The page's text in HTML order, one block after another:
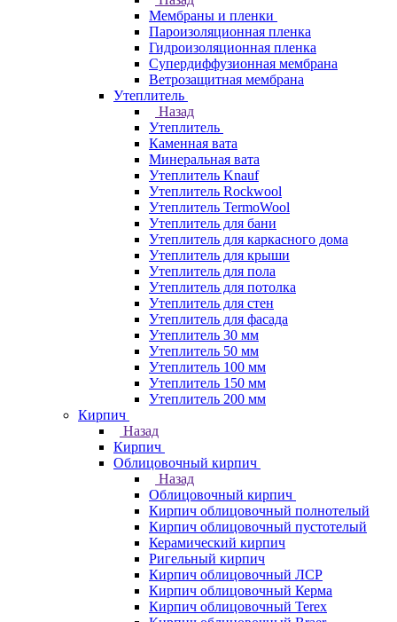
Мембраны и пленки
Пароизоляционная пленка
Гидроизоляционная пленка
Супердиффузионная мембрана
Ветрозащитная мембрана
Утеплитель
Назад
Утеплитель
Каменная вата
Минеральная вата
Утеплитель Knauf
Утеплитель Rockwool
Утеплитель TermoWool
Утеплитель для бани
Утеплитель для каркасного дома
Утеплитель для крыши
Утеплитель для пола
Утеплитель для потолка
Утеплитель для стен
Утеплитель для фасада
Утеплитель 30 мм
Утеплитель 50 мм
Утеплитель 100 мм
Утеплитель 150 мм
Утеплитель 200 мм
Кирпич
Назад
Кирпич
Облицовочный кирпич
Назад
Облицовочный кирпич
Кирпич облицовочный полнотелый
Кирпич облицовочный пустотелый
Керамический кирпич
Ригельный кирпич
Кирпич облицовочный ЛСР
Кирпич облицовочный Керма
Кирпич облицовочный Terex